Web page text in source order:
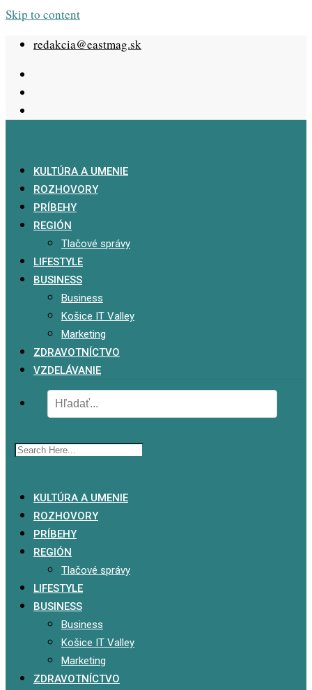
Skip to content
redakcia@eastmag.sk
KULTÚRA A UMENIE
ROZHOVORY
PRÍBEHY
REGIÓN
Tlačové správy
LIFESTYLE
BUSINESS
Business
Košice IT Valley
Marketing
ZDRAVOTNÍCTVO
VZDELÁVANIE
KULTÚRA A UMENIE
ROZHOVORY
PRÍBEHY
REGIÓN
Tlačové správy
LIFESTYLE
BUSINESS
Business
Košice IT Valley
Marketing
ZDRAVOTNÍCTVO